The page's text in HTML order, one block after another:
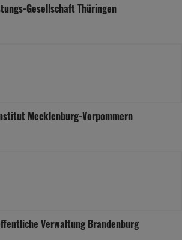
Gesellschaft Thüringen
Mecklenburg-Vorpommern
Verwaltung Brandenburg